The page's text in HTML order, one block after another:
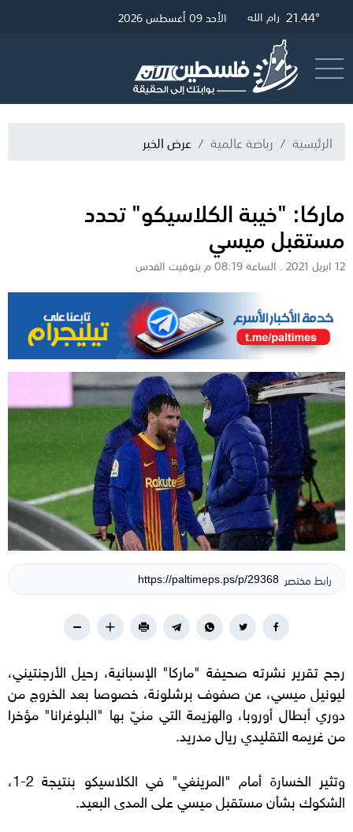
26.74° غزة 21.68° القدس 21.44° رام الله الأحد 09 أغسطس 2026
الرئيسية رياضة عالمية عرض الخبر
ماركا: "خيبة الكلاسيكو" تحدد
مستقبل ميسي
12 ابريل 2021 . الساعة 08:19 م بتوقيت القدس
رابط مختصر
رجح تقرير نشرته صحيفة "ماركا" الإسبانية، رحيل الأرجنتيني،
ليونيل ميسي، عن صفوف برشلونة، خصوصا بعد الخروج من
دوري أبطال أوروبا، والهزيمة التي منيّ بها "البلوغرانا" مؤخرا
من غريمه التقليدي ريال مدريد.
وتثير الخسارة أمام "المرينغي" في الكلاسيكو بنتيجة 2-1،
الشكوك بشأن مستقبل ميسي على المدى البعيد.